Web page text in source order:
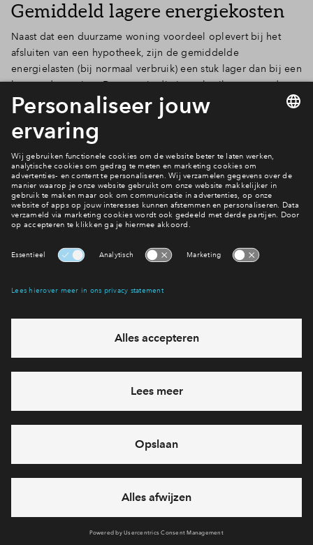
Gemiddeld lagere energiekosten
Naast dat een duurzame woning voordeel oplevert bij het
afsluiten van een hypotheek, zijn de gemiddelde
energielasten (bij normaal verbruik) een stuk lager dan bij een
bestaande woning. De energie die je verbruikt, voor onder
meer het verwarmen/koelen van je huis en voor warm water, is
ongeveer gelijk aan de energie die wordt opgewekt met
bijvoorbeeld zonnepanelen. Hierdoor zijn de energielasten
Meer informatie
Financiering
eventuele projecten
Ja, ik wil mij aanmelden
Heb je een vraag en wil je direct antwoord? Bel ons op088
712 27 21
6 dagen per week beschikbaar (behalve tijdens
feestdagen)
vandaag van 10:00 - 13:00 uur